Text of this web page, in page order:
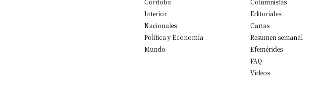
Interior
Nacionales
Política y Economía
Mundo
Editoriales
Cartas
Resumen semanal
Efemérides
FAQ
Videos